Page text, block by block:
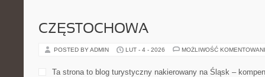
CZĘSTOCHOWA
POSTED BY ADMIN LUT - 4 - 2026 MOŻLIWOŚĆ
Ta strona to blog turystyczny nakierowany na Śląsk –